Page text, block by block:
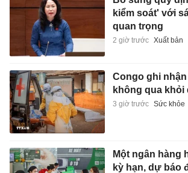
kiểm soát' với
quan trọng
2 giờ trước Xuất bản
Congo ghi
không qua khỏi
3 giờ trước Sức khỏe
Một ngân hàng
kỳ hạn, dự báo